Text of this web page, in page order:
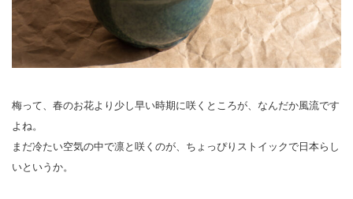
梅って、春のお花より少し早い時期に咲くところが、なんだか風流です
よね。
まだ冷たい空気の中で凛と咲くのが、ちょっぴりストイックで日本らし
いというか。